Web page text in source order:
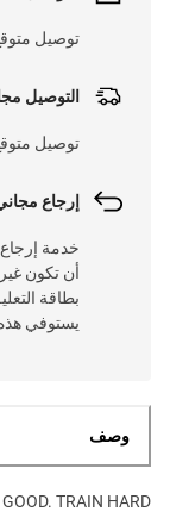
توصيل متوقع خلال 1 - 3
التوصيل
توصيل متوقع
إرجاع
أن تكون
بطاقة
يستوفي
وصف
TRAIN HARD.